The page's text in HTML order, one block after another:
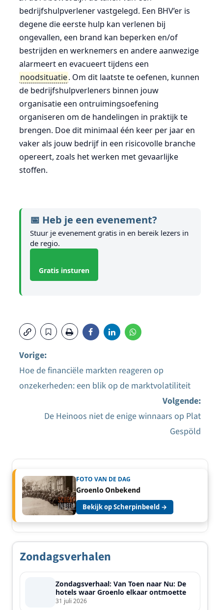
bedrijfshulpverlener vastgelegd. Een BHV’er is
degene die eerste hulp kan verlenen bij
ongevallen, een brand kan beperken en/of
bestrijden en werknemers en andere aanwezige
alarmeert en evacueert tijdens een
noodsituatie. Om dit laatste te oefenen, kunnen
de bedrijfshulpverleners binnen jouw
organisatie een ontruimingsoefening
organiseren om de handelingen in praktijk te
brengen. Doe dit minimaal één keer per jaar en
vaker als jouw bedrijf in een risicovolle branche
opereert, zoals het werken met gevaarlijke
stoffen.
📅 Heb je een evenement?
Stuur je evenement gratis in en bereik lezers in
de regio.
Gratis insturen
Bericht
Vorige:
Hoe de financiële markten reageren op
onzekerheden: een blik op de marktvolatiliteit
Volgende:
De Heinoos niet de enige winnaars op Plat
Gespöld
FOTO VAN DE DAG
Groenlo Onbekend
Bekijk op Scherpinbeeld →
Zondagsverhalen
Zondagsverhaal: Van Toen naar Nu: De
hotels waar Groenlo elkaar ontmoette
31 juli 2026